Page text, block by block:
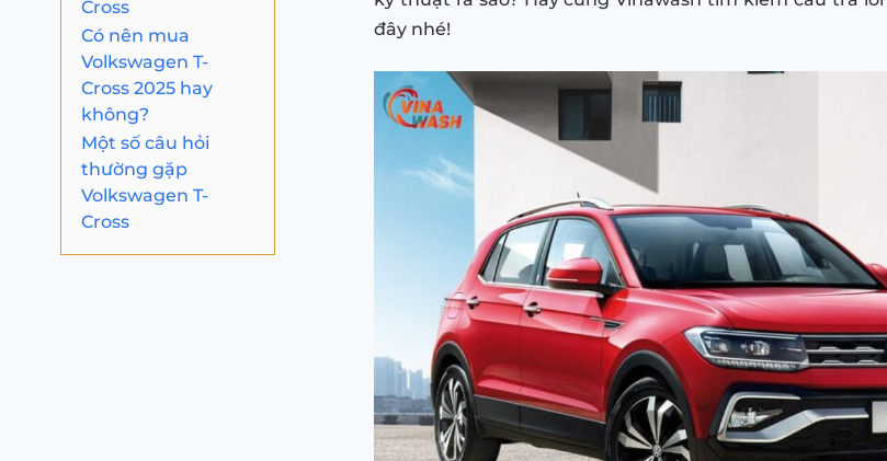
Cross
Có nên mua
Volkswagen T-
Cross 2025 hay
không?
Một số câu hỏi
thường gặp
Volkswagen T-
Cross
đây nhé!